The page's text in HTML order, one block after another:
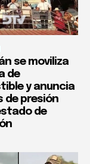
se moviliza
de
y anuncia
de presión
de